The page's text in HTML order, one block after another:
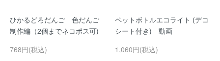
ひかるどろだんご 色だんご
制作編（2個までネコポス可)
768円(税込)
ペットボトルエコライト (デコ
シート付き) 動画
1,060円(税込)